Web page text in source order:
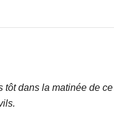
dans la matinée de